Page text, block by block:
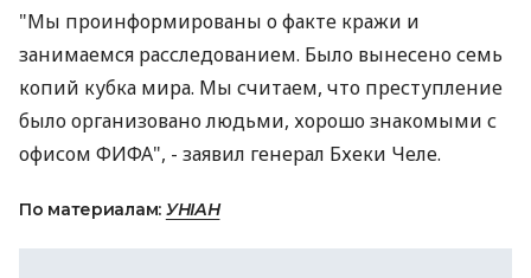
"Мы проинформированы о факте кражи и
занимаемся расследованием. Было вынесено семь
копий кубка мира. Мы считаем, что преступление
было организовано людьми, хорошо знакомыми с
офисом ФИФА", - заявил генерал Бхеки Челе.
По материалам: УНІАН